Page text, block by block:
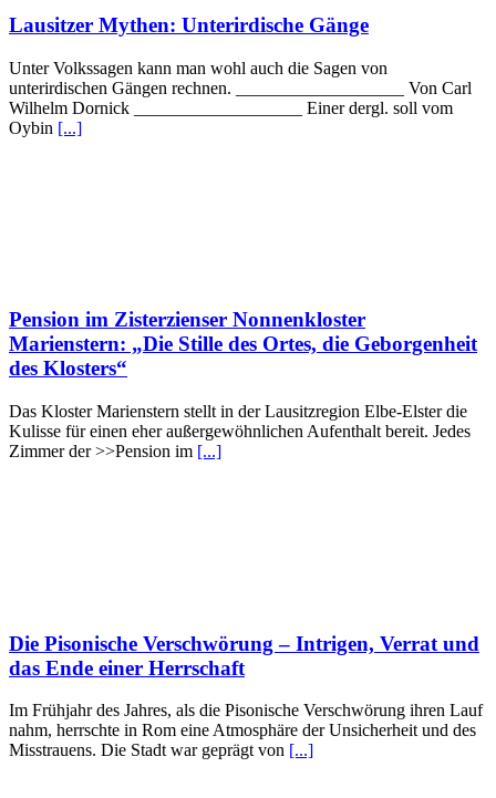
Lausitzer Mythen: Unterirdische Gänge
Unter Volkssagen kann man wohl auch die Sagen von
unterirdischen Gängen rechnen. ___________________ Von Carl
Wilhelm Dornick ___________________ Einer dergl. soll vom
Oybin [...]
Pension im Zisterzienser Nonnenkloster
Marienstern: „Die Stille des Ortes, die Geborgenheit
des Klosters“
Das Kloster Marienstern stellt in der Lausitzregion Elbe-Elster die
Kulisse für einen eher außergewöhnlichen Aufenthalt bereit. Jedes
Zimmer der >>Pension im [...]
Die Pisonische Verschwörung – Intrigen, Verrat und
das Ende einer Herrschaft
Im Frühjahr des Jahres, als die Pisonische Verschwörung ihren Lauf
nahm, herrschte in Rom eine Atmosphäre der Unsicherheit und des
Misstrauens. Die Stadt war geprägt von [...]